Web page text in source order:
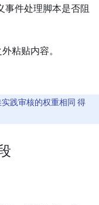
事件处理脚本是否阻
粘贴内容。
践审核的权重相同 得